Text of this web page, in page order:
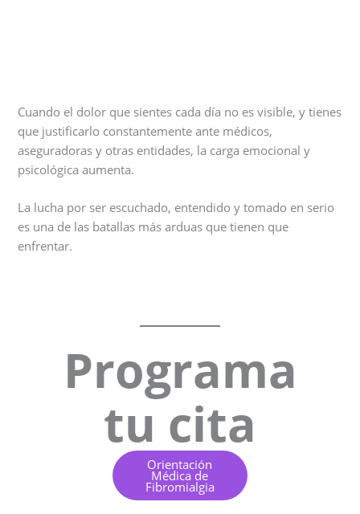
Cuando el dolor que sientes cada día no es visible, y tienes
que justificarlo constantemente ante médicos,
aseguradoras y otras entidades, la carga emocional y
psicológica aumenta.
La lucha por ser escuchado, entendido y tomado en serio
es una de las batallas más arduas que tienen que
enfrentar.
Programa
tu cita
Orientación
Médica de
Fibromialgia